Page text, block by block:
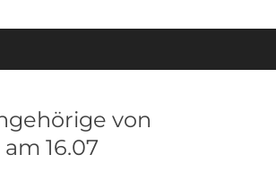
von
16.07